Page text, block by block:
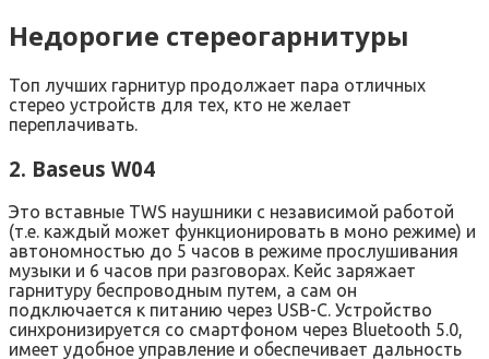
Недорогие стереогарнитуры
Топ лучших гарнитур продолжает пара отличных
стерео устройств для тех, кто не желает
переплачивать.
2. Baseus W04
Это вставные TWS наушники с независимой работой
(т.е. каждый может функционировать в моно режиме) и
автономностью до 5 часов в режиме прослушивания
музыки и 6 часов при разговорах. Кейс заряжает
гарнитуру беспроводным путем, а сам он
подключается к питанию через USB-C. Устройство
синхронизируется со смартфоном через Bluetooth 5.0,
имеет удобное управление и обеспечивает дальность